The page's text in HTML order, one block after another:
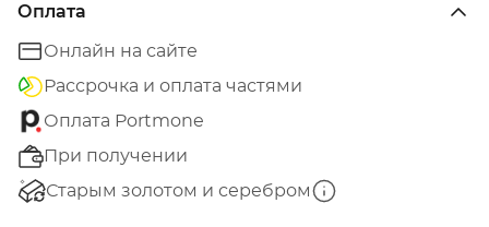
Оплата
Онлайн на сайте
Рассрочка и оплата частями
Оплата Portmone
При получении
Старым золотом и серебром